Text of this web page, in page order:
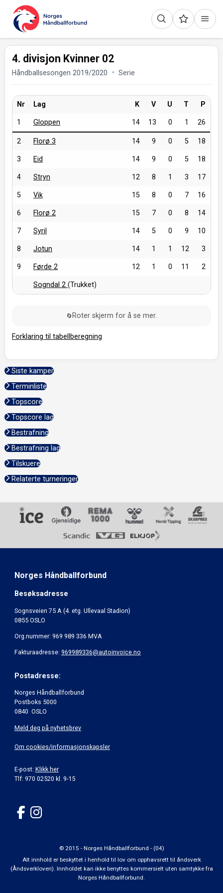
4. divisjon Kvinner 02
Håndballsesongen 2019/2020 Serie
Nr Lag K V U T P
1 Gloppen 14 13 0 1 26
2 Florø 3 14 9 0 5 18
3 Eid 14 9 0 5 18
4 Stryn 12 8 1 3 17
5 Vik 15 8 0 7 16
6 Florø 2 15 7 0 8 14
7 Syril 14 5 0 9 10
8 Jotun 14 1 1 12 3
9 Førde 2 12 1 0 11 2
Sogndal 2(Trukket)
🔄 Roter skjerm for å se mer.
Forklaring til tabellberegning
Siste kamper
Terminliste
Topscore
Topscore lag
Bestrafning
Bestrafning lag
Tilskuere
Relaterte turneringer
Norges Håndballforbund
Besøksadresse
Sognsveien 75 A (4. etg. Ullevaal Stadion)
0855 OSLO
Org.nummer: 969 989 336 MVA
Fakturaadresse: 969989336@autoinvoice.no
Postadresse:
Norges Håndballforbund
Postboks 5000
0840 OSLO
Meld deg på nyhetsbrev
Om cookies/informasjonskapsler
E-post: Klikk her
Tlf: 970 02520 kl. 9-15
© 2015 - Norges Håndballforbund - (04)
Alt innhold er beskyttet i henhold til lov om opphavsrett til åndsverk
(Åndsverkloven). Innholdet kan ikke benyttes kommersielt uten samtykke fra
Norges Håndballforbund.